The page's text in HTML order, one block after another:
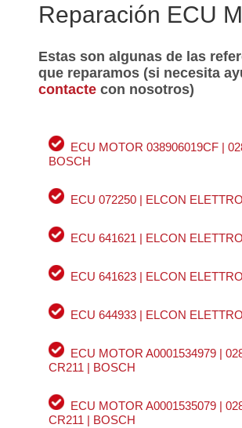
Reparación ECU
Estas son algunas de las
que reparamos (si necesita
contactecon nosotros)
ECU MOTOR 038906019CF |
BOSCH
ECU 072250 | ELCON
ECU 641621 | ELCON
ECU 641623 | ELCON
ECU 644933 | ELCON
ECU MOTOR A0001534979 |
CR211 | BOSCH
ECU MOTOR A0001535079 |
CR211 | BOSCH